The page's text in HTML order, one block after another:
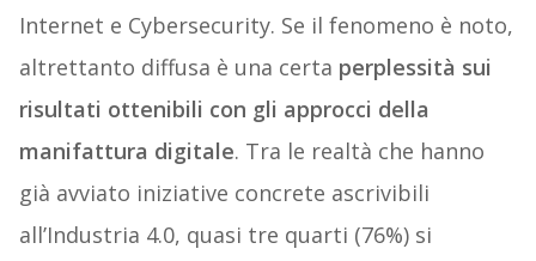
Internet e Cybersecurity. Se il fenomeno è noto,
altrettanto diffusa è una certa perplessità sui
risultati ottenibili con gli approcci della
manifattura digitale. Tra le realtà che hanno
già avviato iniziative concrete ascrivibili
all’Industria 4.0, quasi tre quarti (76%) si